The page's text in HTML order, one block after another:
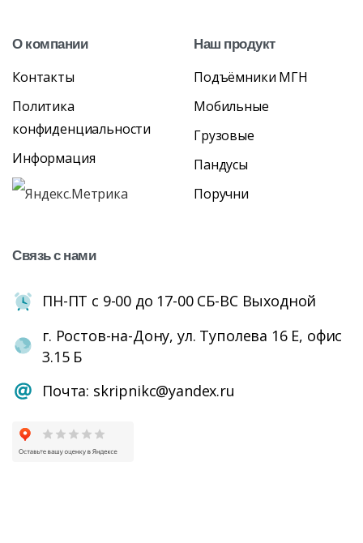
Окомпании
Контакты
Политика
конфиденциальности
Информация
Наш продукт
Подъёмники МГН
Мобильные
Грузовые
Пандусы
Поручни
Связьснами
ПН-ПТ с 9-00 до 17-00 СБ-ВС Выходной
г. Ростов-на-Дону, ул. Туполева 16 Е, офис
3.15 Б
Почта: skripnikc@yandex.ru